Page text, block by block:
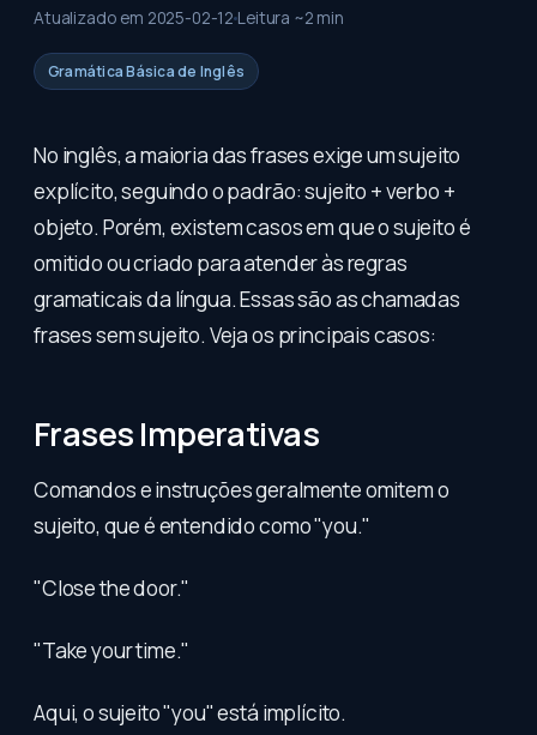
Atualizado em 2025-02-12 Leitura ~2 min
Gramática Básica de Inglês
No inglês, a maioria das frases exige um sujeito
explícito, seguindo o padrão: sujeito + verbo +
objeto. Porém, existem casos em que o sujeito é
omitido ou criado para atender às regras
gramaticais da língua. Essas são as chamadas
frases sem sujeito. Veja os principais casos:
Frases Imperativas
Comandos e instruções geralmente omitem o
sujeito, que é entendido como "you."
"Close the door."
"Take your time."
Aqui, o sujeito "you" está implícito.